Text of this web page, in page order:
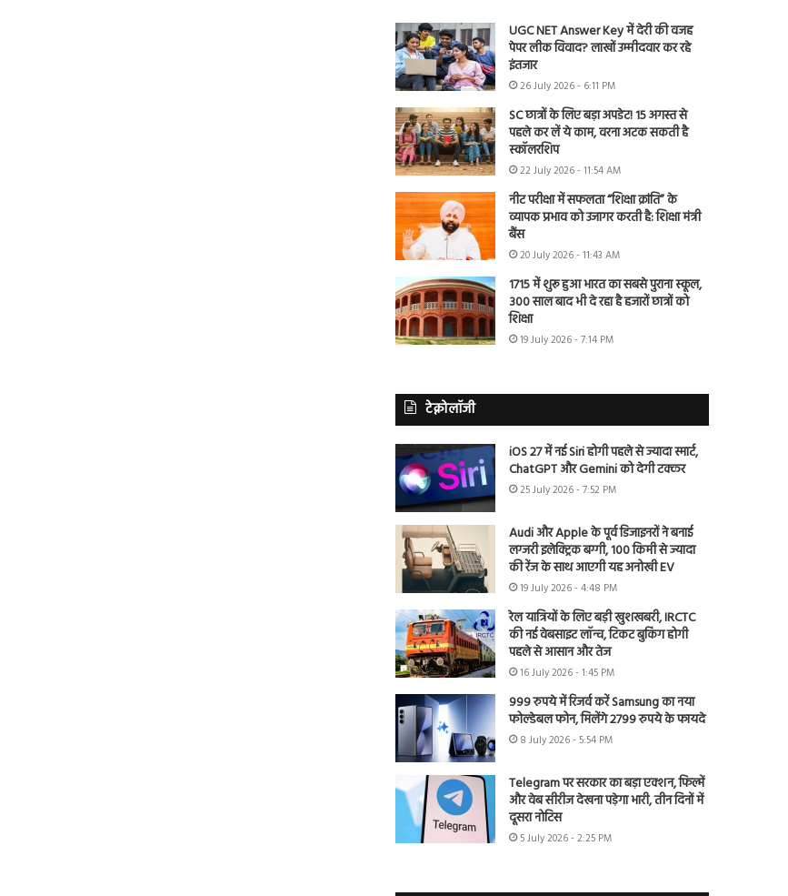
UGC NET Answer Key में देरी की वजह
पेपर लीक विवाद? लाखों उम्मीदवार कर रहे
इंतजार
26 July 2026 - 6:11 PM
SC छात्रों के लिए बड़ा अपडेट! 15 अगस्त से
पहले कर लें ये काम, वरना अटक सकती है
स्कॉलरशिप
22 July 2026 - 11:54 AM
नीट परीक्षा में सफलता “शिक्षा क्रांति” के
व्यापक प्रभाव को उजागर करती है: शिक्षा मंत्री
बैंस
20 July 2026 - 11:43 AM
1715 में शुरू हुआ भारत का सबसे पुराना स्कूल,
300 साल बाद भी दे रहा है हजारों छात्रों को
शिक्षा
19 July 2026 - 7:14 PM
टेक्नोलॉजी
iOS 27 में नई Siri होगी पहले से ज्यादा स्मार्ट,
ChatGPT और Gemini को देगी टक्कर
25 July 2026 - 7:52 PM
Audi और Apple के पूर्व डिजाइनरों ने बनाई
लग्जरी इलेक्ट्रिक बग्गी, 100 किमी से ज्यादा
की रेंज के साथ आएगी यह अनोखी EV
19 July 2026 - 4:48 PM
रेल यात्रियों के लिए बड़ी खुशखबरी, IRCTC
की नई वेबसाइट लॉन्च, टिकट बुकिंग होगी
पहले से आसान और तेज
16 July 2026 - 1:45 PM
999 रुपये में रिजर्व करें Samsung का नया
फोल्डेबल फोन, मिलेंगे 2799 रुपये के फायदे
8 July 2026 - 5:54 PM
Telegram पर सरकार का बड़ा एक्शन, फिल्में
और वेब सीरीज देखना पड़ेगा भारी, तीन दिनों में
दूसरा नोटिस
5 July 2026 - 2:25 PM